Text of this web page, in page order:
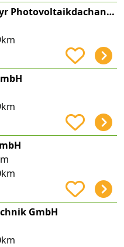
Florian Rottmayr Photovoltaikdachanlagen
GmbH